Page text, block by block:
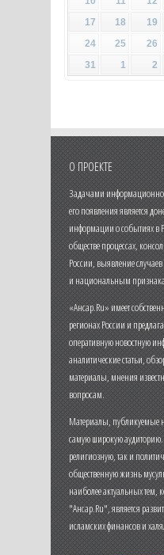
17
18 19
24
25 26
31
1 2
О ПРОЕКТЕ
Задачами
его появления является
информации о событиях в
обществе процессах,
России, выявление
и национальным
«Ансар.Ru» имеет
регионах России и
оперативную новостную
аналитические статьи,
материалы, мнения
вопросам.
Материалы, публикуемые
самую широкую аудиторию.
религиозную, так и
общественную жизнь
наиболее актуальных тем,
"Ансар.Ru", является
исламских финансов и